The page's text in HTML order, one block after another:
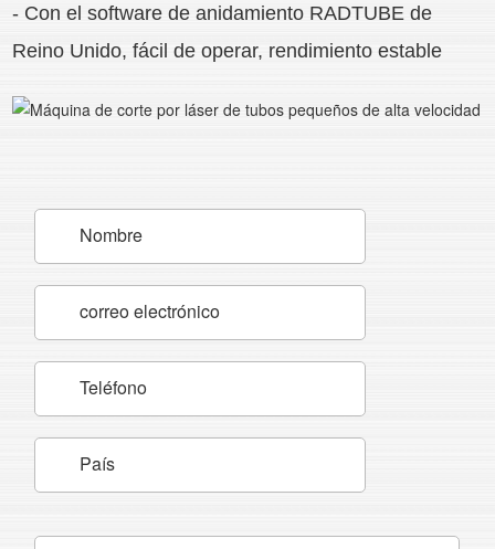
- Con el software de anidamiento RADTUBE de
Reino Unido, fácil de operar, rendimiento estable